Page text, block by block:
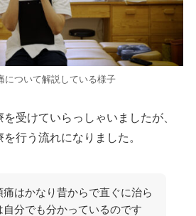
について解説している様子
受けていらっしゃいましたが、
行う流れになりました。
痛はかなり昔からで直ぐに治ら
自分でも分かっているのです